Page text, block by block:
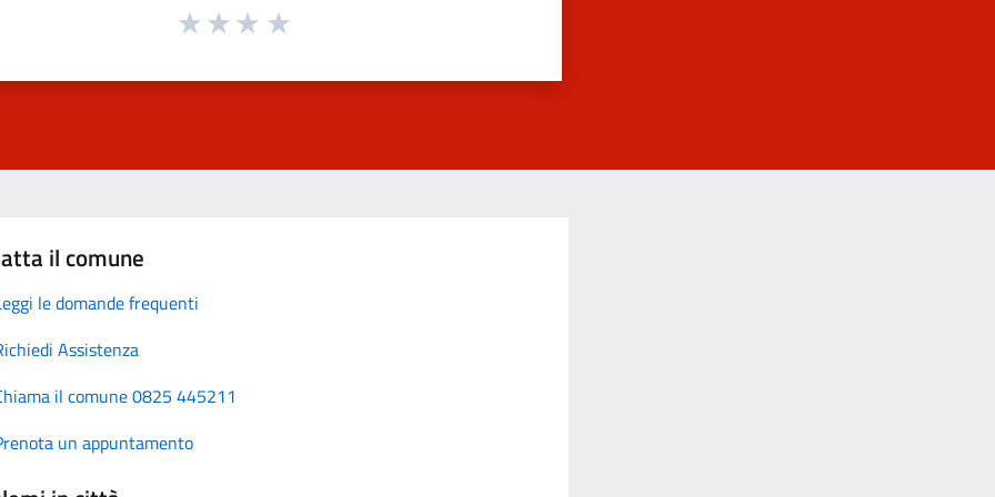
il comune
le domande frequenti
Assistenza
il comune 0825 445211
un appuntamento